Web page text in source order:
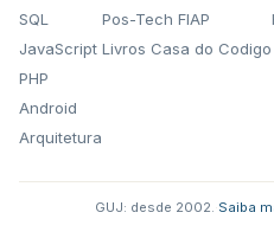
SQL
JavaScript
PHP
Android
Arquitetura
Pos-Tech FIAP
Livros Casa do Codigo
GUJ: desde 2002. Saiba